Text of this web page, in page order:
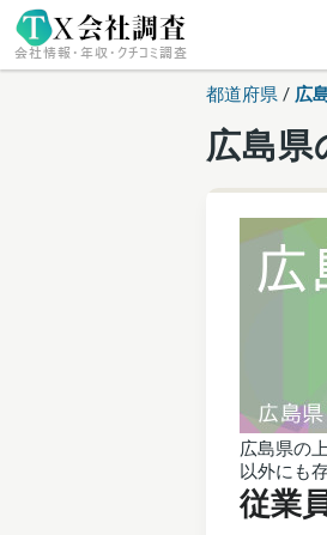
都道府県 / 広
広島県
広島県の
以外にも
従業